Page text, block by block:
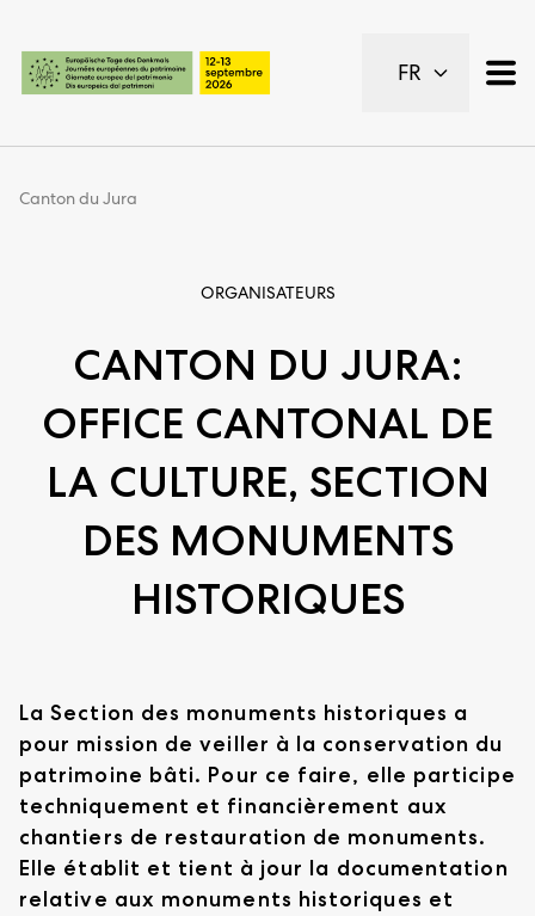
Pages importantes
Page d’accueil
Contenu
Plan du site
FR
Canton du Jura
ORGANISATEURS
CANTON DU JURA:
OFFICE CANTONAL DE
LA CULTURE, SECTION
DES MONUMENTS
HISTORIQUES
La Section des monuments historiques a
pour mission de veiller à la conservation du
patrimoine bâti. Pour ce faire, elle participe
techniquement et financièrement aux
chantiers de restauration de monuments.
Elle établit et tient à jour la documentation
relative aux monuments historiques et